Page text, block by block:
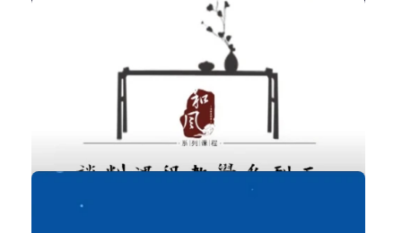
After Effects特效-快速上手與案例...
購買後有效期限：課程下架時